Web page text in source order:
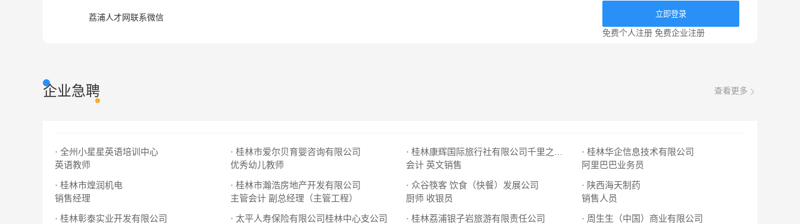
荔浦人才网联系微信 立即登录
免费个人注册 免费企业注册
企业急聘 查看更多
· 全州小星星英语培训中心
英语教师
· 桂林市爱尔贝育婴咨询有限公司
优秀幼儿教师
· 桂林康辉国际旅行社有限公司千里之行营业部
会计 英文销售
· 桂林华企信息技术有限公司
阿里巴巴业务员
· 桂林市煌润机电
销售经理
· 桂林市瀚浩房地产开发有限公司
主管会计 副总经理（主管工程）
· 众谷筷客 饮食（快餐）发展公司
厨师 收银员
· 陕西海天制药
销售人员
· 桂林彰泰实业开发有限公司
· 太平人寿保险有限公司桂林中心支公司
· 桂林荔浦银子岩旅游有限责任公司
· 周生生（中国）商业有限公司